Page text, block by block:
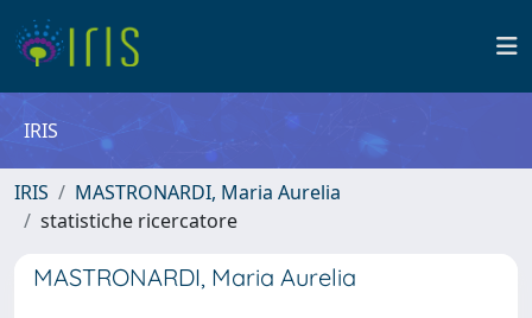
IRIS
IRIS
MASTRONARDI, Maria Aurelia
statistiche ricercatore
MASTRONARDI, Maria Aurelia